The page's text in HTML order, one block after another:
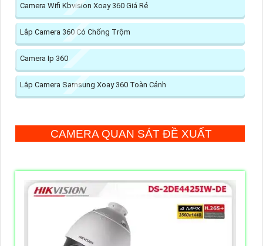
Camera Wifi Kbvision Xoay 360 Giá Rẻ
Lắp Camera 360 Có Chống Trộm
Camera Ip 360
Lắp Camera Samsung Xoay 360 Toàn Cảnh
CAMERA QUAN SÁT ĐỀ XUẤT